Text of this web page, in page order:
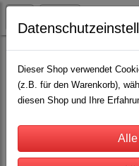
Weideglocken Schaf-u.
Schaf und
Dieser Shop verwendet
(z.B. für den Warenkorb),
diesen Shop und Ihre